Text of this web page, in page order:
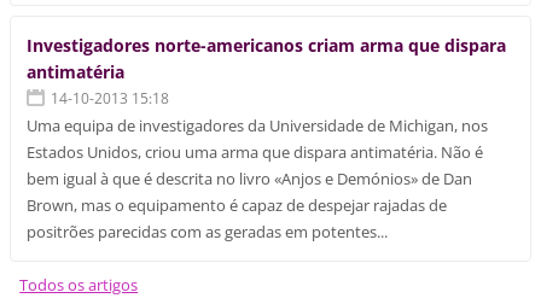
Investigadores norte-americanos criam arma que dispara
antimatéria
14-10-2013 15:18
Uma equipa de investigadores da Universidade de Michigan, nos
Estados Unidos, criou uma arma que dispara antimatéria. Não é
bem igual à que é descrita no livro «Anjos e Demónios» de Dan
Brown, mas o equipamento é capaz de despejar rajadas de
positrões parecidas com as geradas em potentes...
Todos os artigos